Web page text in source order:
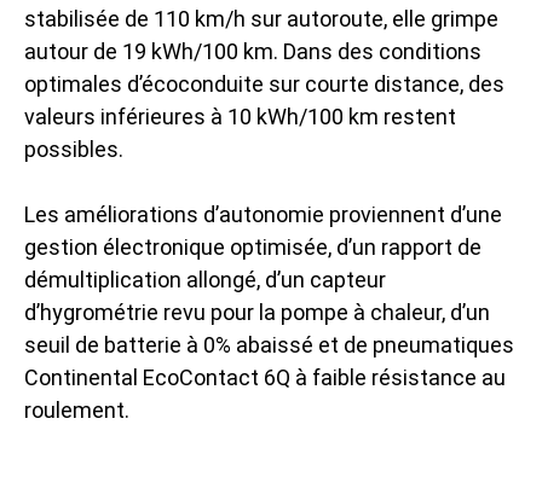
stabilisée de 110 km/h sur autoroute, elle grimpe
autour de 19 kWh/100 km. Dans des conditions
optimales d’écoconduite sur courte distance, des
valeurs inférieures à 10 kWh/100 km restent
possibles.
Les améliorations d’autonomie proviennent d’une
gestion électronique optimisée, d’un rapport de
démultiplication allongé, d’un capteur
d’hygrométrie revu pour la pompe à chaleur, d’un
seuil de batterie à 0% abaissé et de pneumatiques
Continental EcoContact 6Q à faible résistance au
roulement.